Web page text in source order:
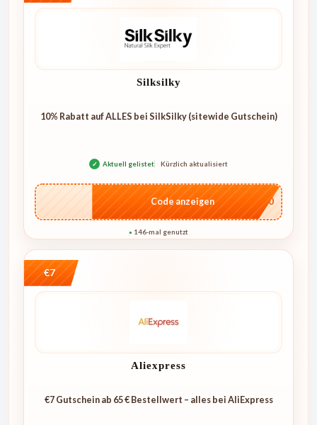
Silksilky
10% Rabatt auf ALLES bei SilkSilky (sitewide Gutschein)
✓ Aktuell gelistet Kürzlich aktualisiert
…NT10
Code anzeigen
● 146-mal genutzt
€7
Aliexpress
€7 Gutschein ab 65 € Bestellwert – alles bei AliExpress